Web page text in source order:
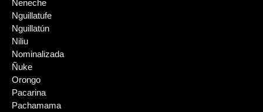
Ñeneche
Nguillatufe
Nguillatún
Niliu
Nominalizada
Ñuke
Orongo
Pacarina
Pachamama